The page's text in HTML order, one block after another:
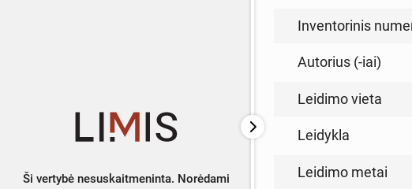
Ši vertybė nesuskaitmeninta. Norėdami
Inventorinis
Autorius (-iai)
Leidimo vieta
Leidykla
Leidimo metai